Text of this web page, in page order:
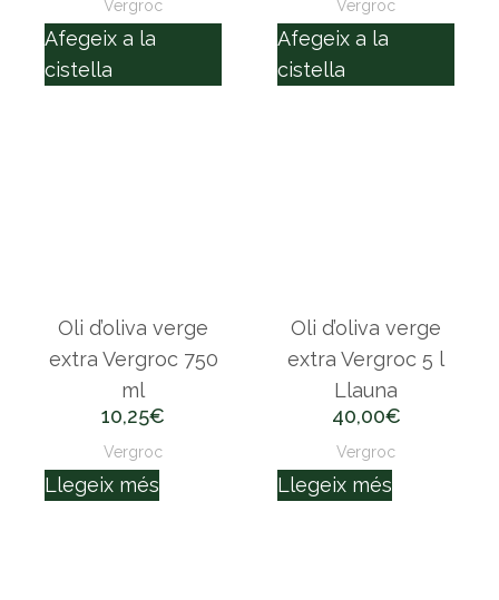
Vergroc
Afegeix a la
cistella
Vergroc
Afegeix a la
cistella
Oli d’oliva verge
extra Vergroc 750
ml
10,25€
Vergroc
Llegeix més
Oli d’oliva verge
extra Vergroc 5 l
Llauna
40,00€
Vergroc
Llegeix més